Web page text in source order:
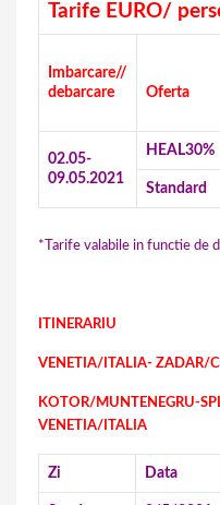
Tarife EURO/
Imbarcare//
debarcare
Oferta
02.05-
09.05.2021
HEAL30%
Standard
*Tarife valabile in functie de
ITINERARIU
VENETIA/ITALIA- ZADAR/
KOTOR/MUNTENEGRU-
VENETIA/ITALIA
Zi Data